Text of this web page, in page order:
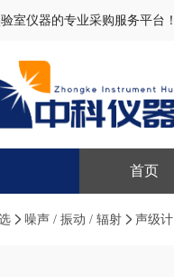
室仪器的专业采购服务平台！
首页
噪声 / 振动 / 辐射 声级计